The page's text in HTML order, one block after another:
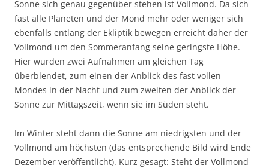
Sonne sich genau gegenüber stehen ist Vollmond. Da sich
fast alle Planeten und der Mond mehr oder weniger sich
ebenfalls entlang der Ekliptik bewegen erreicht daher der
Vollmond um den Sommeranfang seine geringste Höhe.
Hier wurden zwei Aufnahmen am gleichen Tag
überblendet, zum einen der Anblick des fast vollen
Mondes in der Nacht und zum zweiten der Anblick der
Sonne zur Mittagszeit, wenn sie im Süden steht.
Im Winter steht dann die Sonne am niedrigsten und der
Vollmond am höchsten (das entsprechende Bild wird Ende
Dezember veröffentlicht). Kurz gesagt: Steht der Vollmond